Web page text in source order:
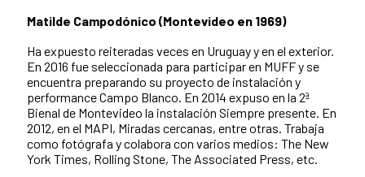
Matilde Campodónico (Montevideo en 1969)
Ha expuesto reiteradas veces en Uruguay y en el exterior.
En 2016 fue seleccionada para participar en MUFF y se
encuentra preparando su proyecto de instalación y
performance Campo Blanco. En 2014 expuso en la 2ª
Bienal de Montevideo la instalación Siempre presente. En
2012, en el MAPI, Miradas cercanas, entre otras. Trabaja
como fotógrafa y colabora con varios medios: The New
York Times, Rolling Stone, The Associated Press, etc.